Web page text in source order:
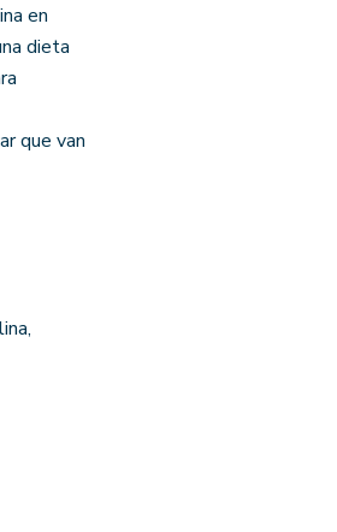
en
dieta
que van